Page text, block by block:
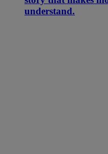
understand.